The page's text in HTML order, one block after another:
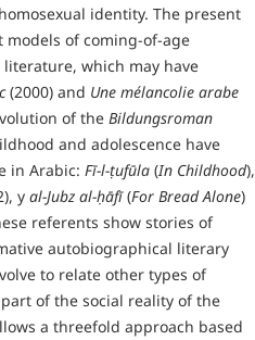
identity. The present
of coming-of-age
which may have
(2000) and Une mélancolie arabe
of the Bildungsroman
and adolescence have
in Arabic: Fī-l-ṭufūla (In Childhood),
y al-Jubz al-ḥāfī(For Bread Alone)
referents show stories of
autobiographical literary
to relate other types of
of the social reality of the
a threefold approach based